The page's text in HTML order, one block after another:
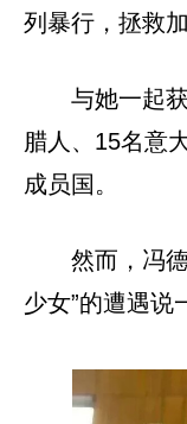
列暴行，拯救
与她一起
腊人、15名意
成员国。
然而，冯
少女”的遭遇说